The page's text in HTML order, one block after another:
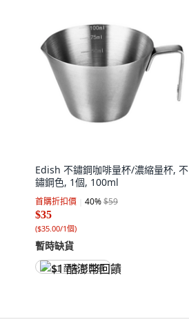
Edish 不鏽鋼咖啡量杯/濃縮量杯, 不
鏽鋼色, 1個, 100ml
首購折扣價 40%$59
$35
($35.00/1個)
暫時缺貨
$1 酷澎幣回饋